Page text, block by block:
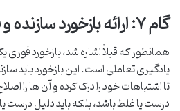
گام ۷: ارائه بازخورد سازنده و فوری به فراگیر
همانطور که قبلاً اشاره شد، بازخورد
یادگیری تعاملی است. این بازخورد باید
تا اشتباهات خود را درک کرده و آن ها را
درست یا غلط باشد، بلکه باید دلیل درست